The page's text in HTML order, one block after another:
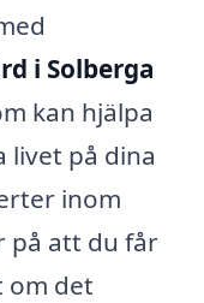
i Solberga
kan hjälpa
livet på dina
inom
på att du får
om det